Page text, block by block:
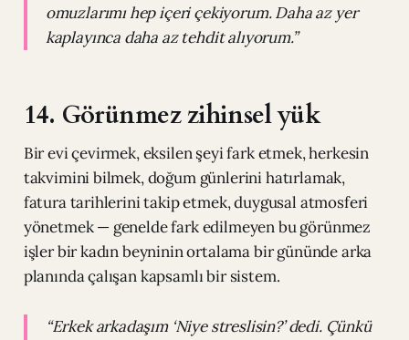
omuzlarımı hep içeri çekiyorum. Daha az yer
kaplayınca daha az tehdit alıyorum.”
14. Görünmez zihinsel yük
Bir evi çevirmek, eksilen şeyi fark etmek, herkesin
takvimini bilmek, doğum günlerini hatırlamak,
fatura tarihlerini takip etmek, duygusal atmosferi
yönetmek — genelde fark edilmeyen bu görünmez
işler bir kadın beyninin ortalama bir gününde arka
planında çalışan kapsamlı bir sistem.
“Erkek arkadaşım ‘Niye streslisin?’ dedi. Çünkü